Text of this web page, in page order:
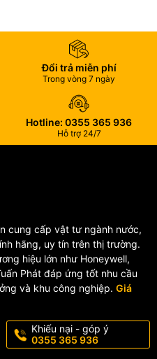
sử dụng rộng rãi trong:
rọ hút
tín
co UPVC SH42 / SH42-V
hàng chất lượng cao, giá cạnh
917 249
Đổi trả miễn phí
Trong vòng 7 ngày
Hotline: 0355 365 936
Hỗ trợ 24/7
cung cấp vật tư ngành nước,
hãng, uy tín trên thị trường.
hiệu lớn như Honeywell,
Phát đáp ứng tốt nhu cầu
và khu công nghiệp. Giá
Khiếu nại - góp ý
0355 365 936